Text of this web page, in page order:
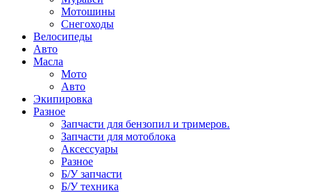
Мотошины
Снегоходы
Велосипеды
Авто
Масла
Мото
Авто
Экипировка
Разное
Запчасти для бензопил и тримеров.
Запчасти для мотоблока
Аксессуары
Разное
Б/У запчасти
Б/У техника